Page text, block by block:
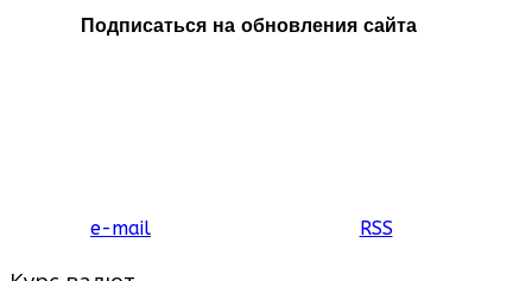
Подписаться на обновления сайта
e-mail RSS